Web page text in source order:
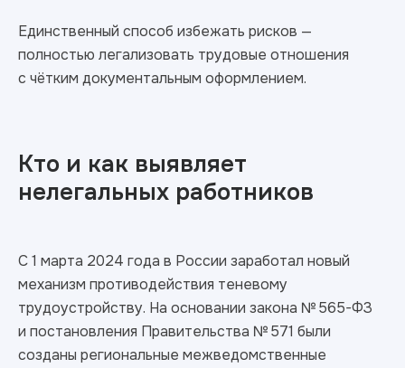
Единственный способ избежать рисков —
полностью легализовать трудовые отношения
с чётким документальным оформлением.
Кто и как выявляет
нелегальных работников
С 1 марта 2024 года в России заработал новый
механизм противодействия теневому
трудоустройству. На основании закона № 565-ФЗ
и постановления Правительства № 571 были
созданы региональные межведомственные